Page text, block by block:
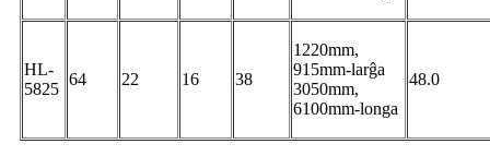
HL-
5825
64 22 16 38
1220mm,
915mm-larĝa
3050mm,
6100mm-longa
48.0